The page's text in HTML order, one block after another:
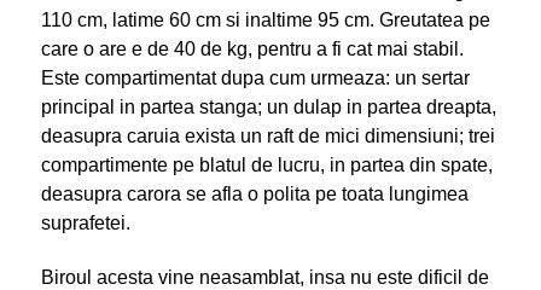
110 cm, latime 60 cm si inaltime 95 cm. Greutatea pe
care o are e de 40 de kg, pentru a fi cat mai stabil.
Este compartimentat dupa cum urmeaza: un sertar
principal in partea stanga; un dulap in partea dreapta,
deasupra caruia exista un raft de mici dimensiuni; trei
compartimente pe blatul de lucru, in partea din spate,
deasupra carora se afla o polita pe toata lungimea
suprafetei.
Biroul acesta vine neasamblat, insa nu este dificil de